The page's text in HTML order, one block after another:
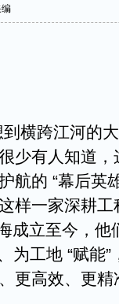
横跨江河的
少有人知道
航的 “幕后英
样一家深耕
成立至今，他
为工地 “赋能
更高效、更精